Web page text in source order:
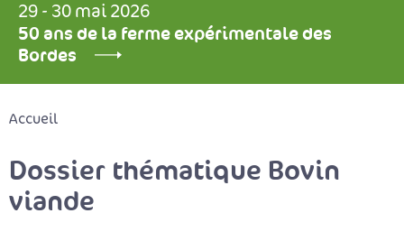
29 - 30 mai 2026
50 ans de la ferme expérimentale des
Bordes
Accueil
Dossier thématique Bovin
viande